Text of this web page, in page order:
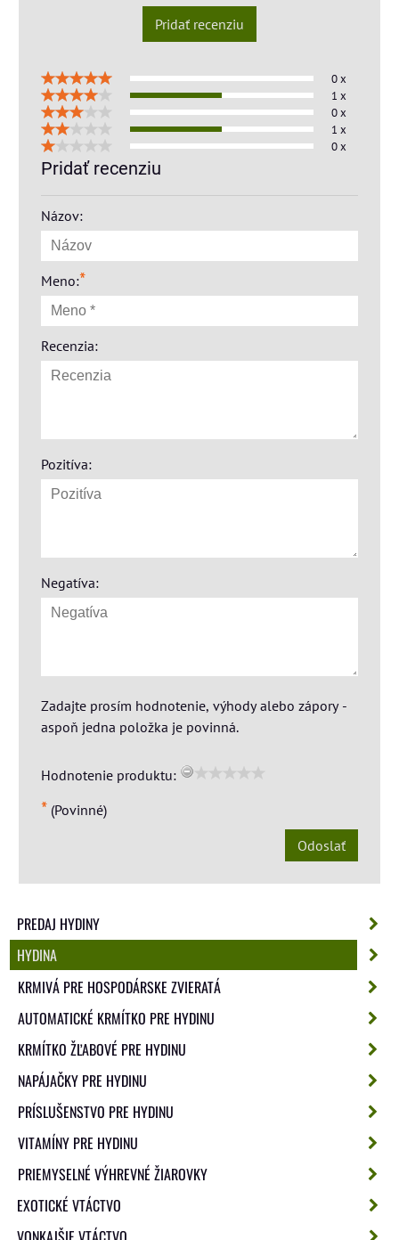
Pridať recenziu
0 x
1 x
0 x
1 x
0 x
Pridať recenziu
Názov:
Meno:*
Recenzia:
Pozitíva:
Negatíva:
Zadajte prosím hodnotenie, výhody alebo zápory -
aspoň jedna položka je povinná.
Hodnotenie produktu:
* (Povinné)
Odoslať
PREDAJ HYDINY
HYDINA
KRMIVÁ PRE HOSPODÁRSKE ZVIERATÁ
AUTOMATICKÉ KRMÍTKO PRE HYDINU
KRMÍTKO ŽĽABOVÉ PRE HYDINU
NAPÁJAČKY PRE HYDINU
PRÍSLUŠENSTVO PRE HYDINU
VITAMÍNY PRE HYDINU
PRIEMYSELNÉ VÝHREVNÉ ŽIAROVKY
EXOTICKÉ VTÁCTVO